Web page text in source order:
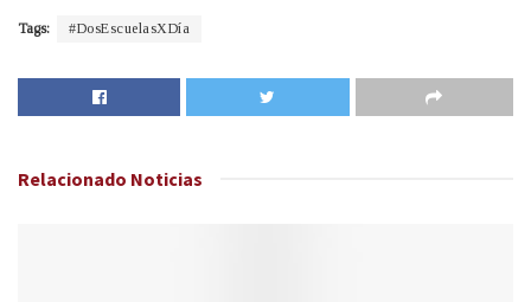
Tags: #DosEscuelasXDía
Relacionado Noticias